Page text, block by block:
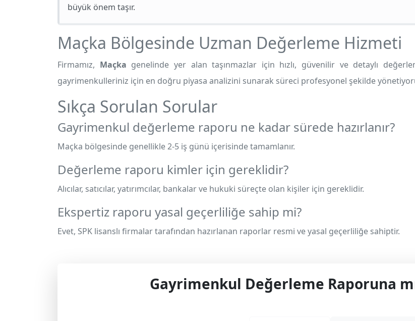
büyük önem taşır.
Maçka Bölgesinde Uzman Değerleme Hizmeti
Firmamız, Maçka genelinde yer alan taşınmazlar için hızlı, güvenilir ve detaylı
gayrimenkulleriniz için en doğru piyasa analizini sunarak süreci profesyonel şekilde
Sıkça Sorulan Sorular
Gayrimenkul değerleme raporu ne kadar sürede hazırlanır?
Maçka bölgesinde genellikle 2-5 iş günü içerisinde tamamlanır.
Değerleme raporu kimler için gereklidir?
Alıcılar, satıcılar, yatırımcılar, bankalar ve hukuki süreçte olan kişiler için gereklidir.
Ekspertiz raporu yasal geçerliliğe sahip mi?
Evet, SPK lisanslı firmalar tarafından hazırlanan raporlar resmi ve yasal geçerliliğe sahiptir.
Gayrimenkul Değerleme Raporuna